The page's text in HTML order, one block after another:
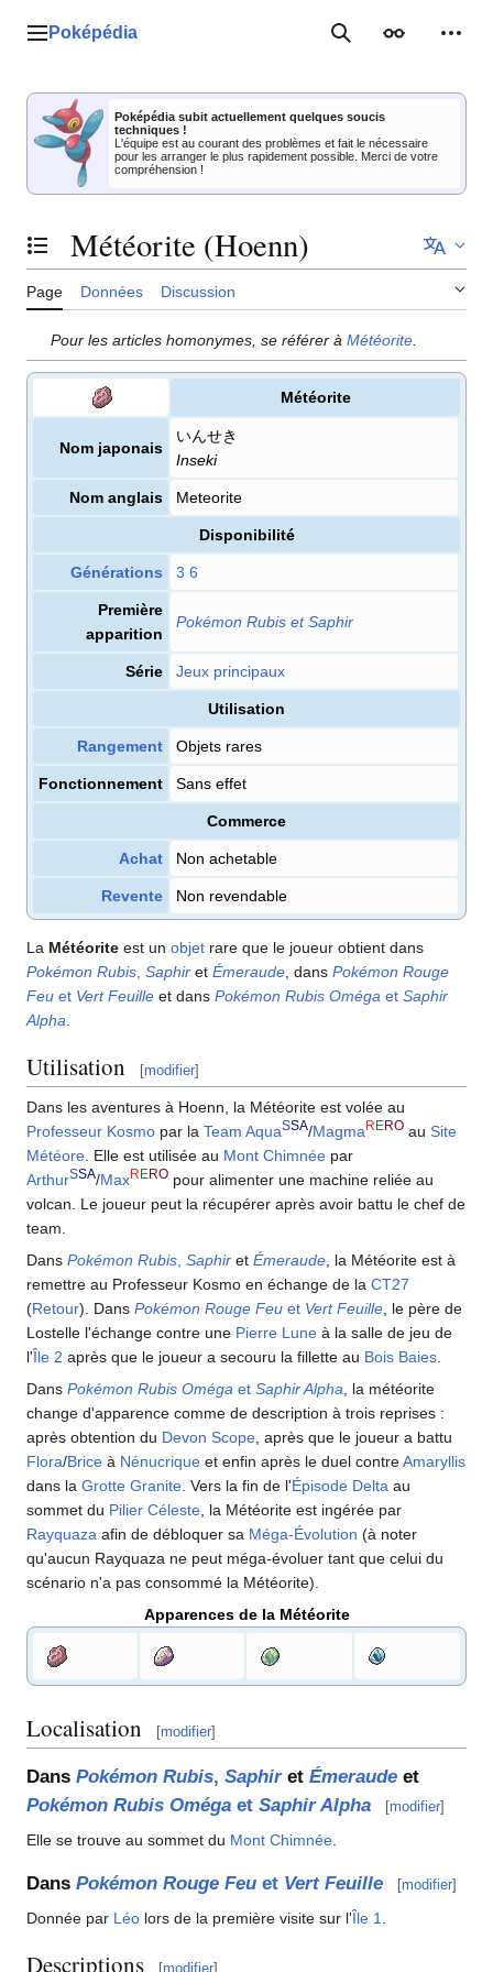
Menu principal
Poképédia RechercherApparence
Poképédia subit actuellement quelques soucis
techniques !
L'équipe est au courant des problèmes et fait le nécessaire
pour les arranger le plus rapidement possible. Merci de votre
compréhension !
Basculer la table des matières
Météorite (Hoenn)
Page Données Discussion
Pour les articles homonymes, se référer àMétéorite
Météorite
Nom japonais
いんせき
Inseki
Nom anglais Meteorite
Disponibilité
Générations 3 6
Première
apparition
Pokémon Rubis et Saphir
Série Jeux principaux
Utilisation
Rangement Objets rares
Fonctionnement Sans effet
Commerce
Achat Non achetable
Revente Non revendable
La Météorite est un objet rare que le joueur obtient dans
Pokémon Rubis Saphir et Émeraude , dans Pokémon Rouge
Feu et Vert Feuille et dans Pokémon Rubis Oméga et Saphir
Alpha
Utilisation [modifier]
Dans les aventures à Hoenn, la Météorite est volée au
Professeur Kosmo par la Team AquaSSA/Magma R ERO au Site
Météore . Elle est utilisée au Mont Chimnée par
ArthurSSA/MaxR ERO pour alimenter une machine reliée au
volcan. Le joueur peut la récupérer après avoir battu le chef de
team.
Dans Pokémon Rubis Saphir et Émeraude , la Météorite est à
remettre au Professeur Kosmo en échange de la CT27
(Retour). Dans Pokémon Rouge Feu et Vert Feuille , le père de
Lostelle l'échange contre une Pierre Lune à la salle de jeu de
l'Île 2 après que le joueur a secouru la fillette au Bois Baies
Dans Pokémon Rubis Oméga et Saphir Alpha , la météorite
change d'apparence comme de description à trois reprises :
après obtention du Devon Scope , après que le joueur a battu
Flora/Brice à Nénucrique et enfin après le duel contreAmaryllis
dans la Grotte Granite . Vers la fin de l'Épisode Delta au
sommet du Pilier Céleste , la Météorite est ingérée par
Rayquaza afin de débloquer sa Méga-Évolution (à noter
qu'aucun Rayquaza ne peut méga-évoluer tant que celui du
scénario n'a pas consommé la Météorite).
Apparences de la Météorite
Localisation [modifier]
Dans Pokémon Rubis, Saphiret Émeraude et
Pokémon Rubis Oméga et Saphir Alpha [modifier]
Elle se trouve au sommet du Mont Chimnée.
Dans Pokémon Rouge Feu et Vert Feuille [modifier]
Donnée par Léo lors de la première visite sur l'Île 1
Descriptions [modifier]